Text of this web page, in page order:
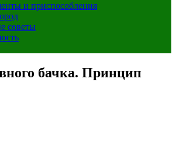
и приспособления
советы
бачка. Принцип